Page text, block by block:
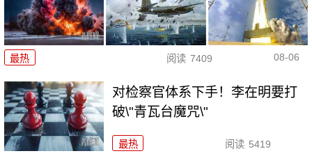
最热 阅读 7409 08-06
对检察官体系下手！李在明要打
破\"青瓦台魔咒\"
最热 阅读 5419